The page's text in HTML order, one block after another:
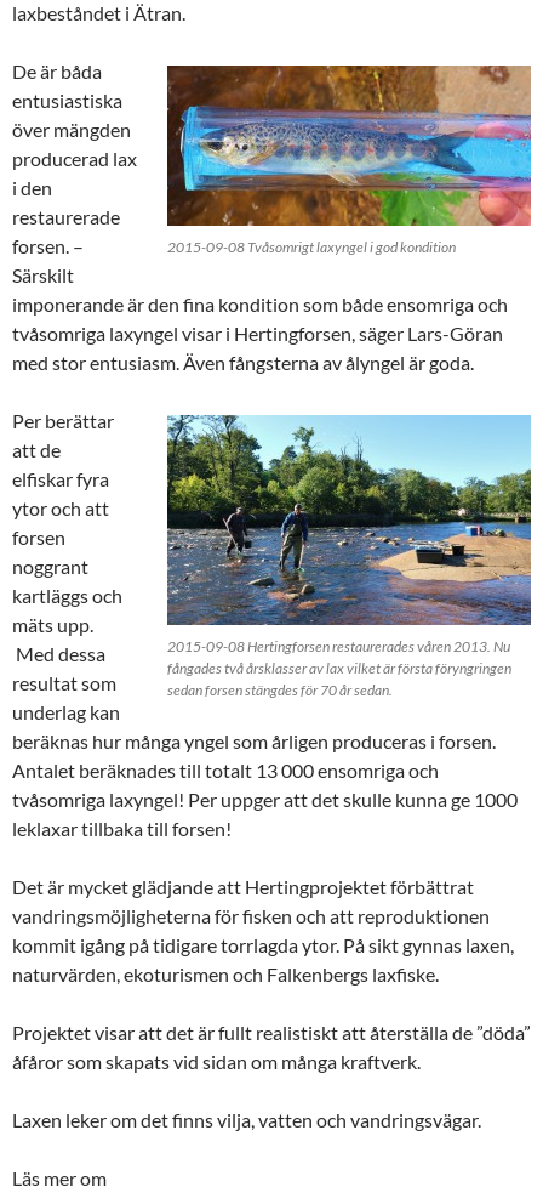
laxbeståndet i Ätran.
2015-09-08 Tvåsomrigt laxyngel i god kondition
De är båda
entusiastiska
över mängden
producerad lax
i den
restaurerade
forsen. –
Särskilt
imponerande är den fina kondition som både ensomriga och
tvåsomriga laxyngel visar i Hertingforsen, säger Lars-Göran
med stor entusiasm. Även fångsterna av ålyngel är goda.
2015-09-08 Hertingforsen restaurerades våren 2013. Nu
fångades två årsklasser av lax vilket är första föryngringen
sedan forsen stängdes för 70 år sedan.
Per berättar
att de
elfiskar fyra
ytor och att
forsen
noggrant
kartläggs och
mäts upp.
Med dessa
resultat som
underlag kan
beräknas hur många yngel som årligen produceras i forsen.
Antalet beräknades till totalt 13 000 ensomriga och
tvåsomriga laxyngel! Per uppger att det skulle kunna ge 1000
leklaxar tillbaka till forsen!
Det är mycket glädjande att Hertingprojektet förbättrat
vandringsmöjligheterna för fisken och att reproduktionen
kommit igång på tidigare torrlagda ytor. På sikt gynnas laxen,
naturvärden, ekoturismen och Falkenbergs laxfiske.
Projektet visar att det är fullt realistiskt att återställa de ”döda”
åfåror som skapats vid sidan om många kraftverk.
Laxen leker om det finns vilja, vatten och vandringsvägar.
Läs mer om